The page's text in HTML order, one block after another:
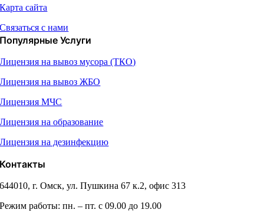
Карта сайта
Связаться с нами
Популярные Услуги
Лицензия на вывоз мусора (ТКО)
Лицензия на вывоз ЖБО
Лицензия МЧС
Лицензия на образование
Лицензия на дезинфекцию
Контакты
644010, г. Омск, ул. Пушкина 67 к.2, офис 313
Режим работы: пн. – пт. с 09.00 до 19.00